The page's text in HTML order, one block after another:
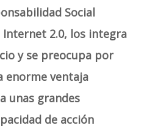
Social
Internet 2.0, los integra
y se preocupa por
enorme ventaja
unas grandes
de acción